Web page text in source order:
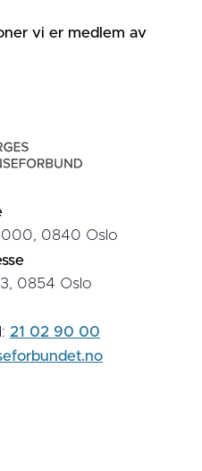
vi er medlem av
0840 Oslo
0854 Oslo
21 02 90 00